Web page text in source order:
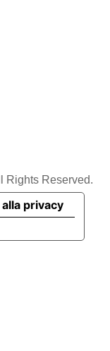
Rights Reserved.
privacy